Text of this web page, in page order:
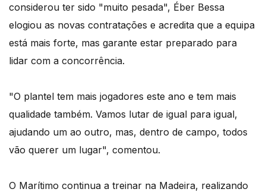
considerou ter sido "muito pesada", Éber Bessa
elogiou as novas contratações e acredita que a equipa
está mais forte, mas garante estar preparado para
lidar com a concorrência.
"O plantel tem mais jogadores este ano e tem mais
qualidade também. Vamos lutar de igual para igual,
ajudando um ao outro, mas, dentro de campo, todos
vão querer um lugar", comentou.
O Marítimo continua a treinar na Madeira, realizando